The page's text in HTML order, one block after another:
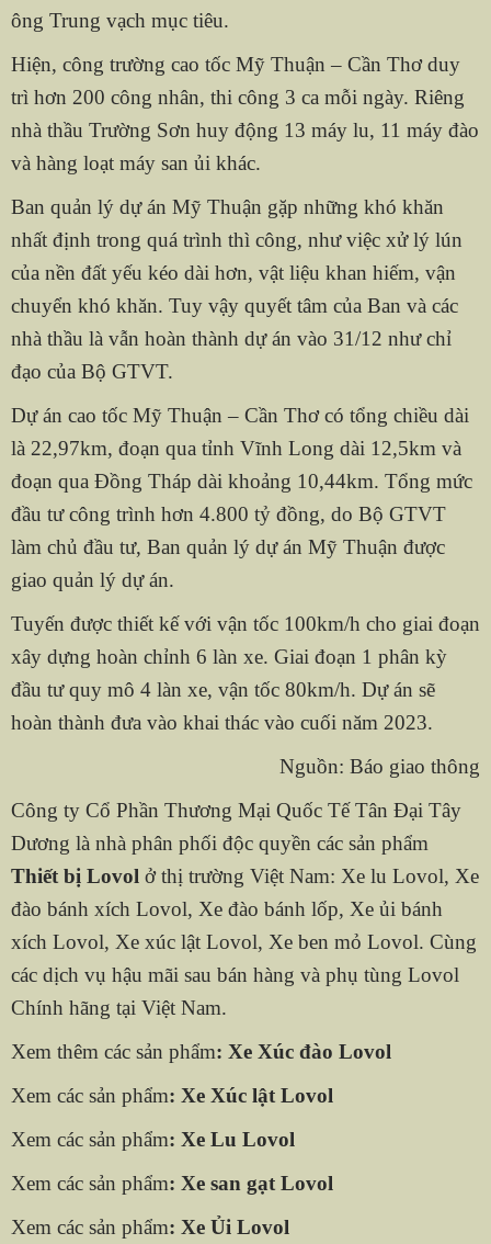
ông Trung vạch mục tiêu.
Hiện, công trường cao tốc Mỹ Thuận – Cần Thơ duy
trì hơn 200 công nhân, thi công 3 ca mỗi ngày. Riêng
nhà thầu Trường Sơn huy động 13 máy lu, 11 máy đào
và hàng loạt máy san ủi khác.
Ban quản lý dự án Mỹ Thuận gặp những khó khăn
nhất định trong quá trình thì công, như việc xử lý lún
của nền đất yếu kéo dài hơn, vật liệu khan hiếm, vận
chuyển khó khăn. Tuy vậy quyết tâm của Ban và các
nhà thầu là vẫn hoàn thành dự án vào 31/12 như chỉ
đạo của Bộ GTVT.
Dự án cao tốc Mỹ Thuận – Cần Thơ có tổng chiều dài
là 22,97km, đoạn qua tỉnh Vĩnh Long dài 12,5km và
đoạn qua Đồng Tháp dài khoảng 10,44km. Tổng mức
đầu tư công trình hơn 4.800 tỷ đồng, do Bộ GTVT
làm chủ đầu tư, Ban quản lý dự án Mỹ Thuận được
giao quản lý dự án.
Tuyến được thiết kế với vận tốc 100km/h cho giai đoạn
xây dựng hoàn chỉnh 6 làn xe. Giai đoạn 1 phân kỳ
đầu tư quy mô 4 làn xe, vận tốc 80km/h. Dự án sẽ
hoàn thành đưa vào khai thác vào cuối năm 2023.
Nguồn: Báo giao thông
Công ty Cổ Phần Thương Mại Quốc Tế Tân Đại Tây
Dương là nhà phân phối độc quyền các sản phẩm
Thiết bị Lovol ở thị trường Việt Nam: Xe lu Lovol, Xe
đào bánh xích Lovol, Xe đào bánh lốp, Xe ủi bánh
xích Lovol, Xe xúc lật Lovol, Xe ben mỏ Lovol. Cùng
các dịch vụ hậu mãi sau bán hàng và phụ tùng Lovol
Chính hãng tại Việt Nam.
Xem thêm các sản phẩm: Xe Xúc đào Lovol
Xem các sản phẩm: Xe Xúc lật Lovol
Xem các sản phẩm: Xe Lu Lovol
Xem các sản phẩm: Xe san gạt Lovol
Xem các sản phẩm: Xe Ủi Lovol